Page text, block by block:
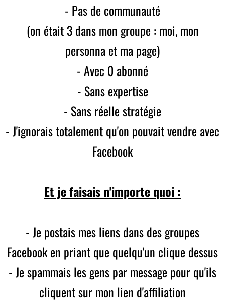
- Pas de communauté
(on était 3 dans mon groupe : moi, mon
personna et ma page)
- Avec 0 abonné
- Sans expertise
- Sans réelle stratégie
- J'ignorais totalement qu'on pouvait vendre avec
Facebook
Et je faisais n'importe quoi :
- Je postais mes liens dans des groupes
Facebook en priant que quelqu'un clique dessus
- Je spammais les gens par message pour qu'ils
cliquent sur mon lien d'affiliation